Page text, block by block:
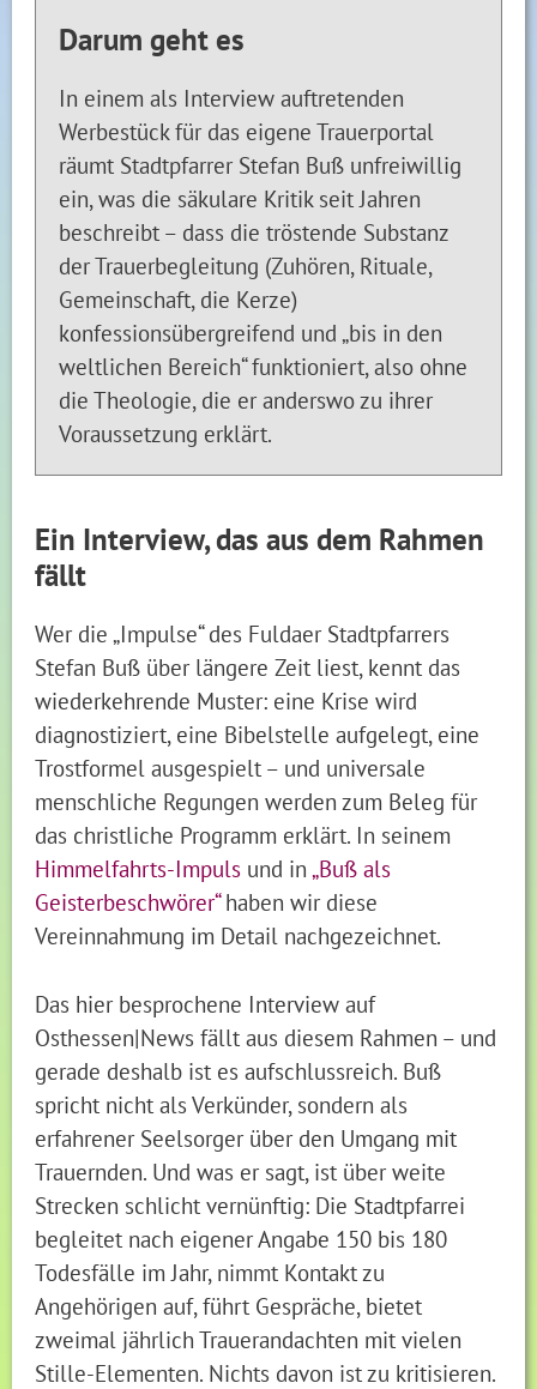
Darum geht es
In einem als Interview auftretenden
Werbestück für das eigene Trauerportal
räumt Stadtpfarrer Stefan Buß unfreiwillig
ein, was die säkulare Kritik seit Jahren
beschreibt – dass die tröstende Substanz
der Trauerbegleitung (Zuhören, Rituale,
Gemeinschaft, die Kerze)
konfessionsübergreifend und „bis in den
weltlichen Bereich“ funktioniert, also ohne
die Theologie, die er anderswo zu ihrer
Voraussetzung erklärt.
Ein Interview, das aus dem Rahmen
fällt
Wer die „Impulse“ des Fuldaer Stadtpfarrers
Stefan Buß über längere Zeit liest, kennt das
wiederkehrende Muster: eine Krise wird
diagnostiziert, eine Bibelstelle aufgelegt, eine
Trostformel ausgespielt – und universale
menschliche Regungen werden zum Beleg für
das christliche Programm erklärt. In seinem
Himmelfahrts-Impuls und in„Buß als
Geisterbeschwörer“haben wir diese
Vereinnahmung im Detail nachgezeichnet.
Das hier besprochene Interview auf
Osthessen|News fällt aus diesem Rahmen – und
gerade deshalb ist es aufschlussreich. Buß
spricht nicht als Verkünder, sondern als
erfahrener Seelsorger über den Umgang mit
Trauernden. Und was er sagt, ist über weite
Strecken schlicht vernünftig: Die Stadtpfarrei
begleitet nach eigener Angabe 150 bis 180
Todesfälle im Jahr, nimmt Kontakt zu
Angehörigen auf, führt Gespräche, bietet
zweimal jährlich Trauerandachten mit vielen
Stille-Elementen. Nichts davon ist zu kritisieren.